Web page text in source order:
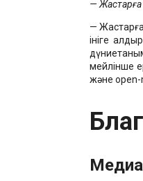
— Жастарға
— Жастарға
ініге
мейлінше
және open-